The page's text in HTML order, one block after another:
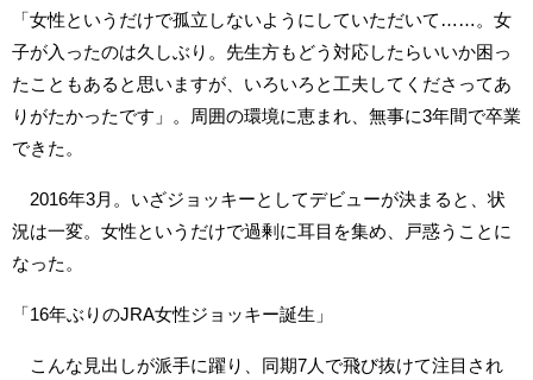
「女性というだけで孤立しないようにしていただいて……。女
子が入ったのは久しぶり。先生方もどう対応したらいいか困っ
たこともあると思いますが、いろいろと工夫してくださってあ
りがたかったです」。周囲の環境に恵まれ、無事に3年間で卒業
できた。
2016年3月。いざジョッキーとしてデビューが決まると、状
況は一変。女性というだけで過剰に耳目を集め、戸惑うことに
なった。
「16年ぶりのJRA女性ジョッキー誕生」
こんな見出しが派手に躍り、同期7人で飛び抜けて注目され